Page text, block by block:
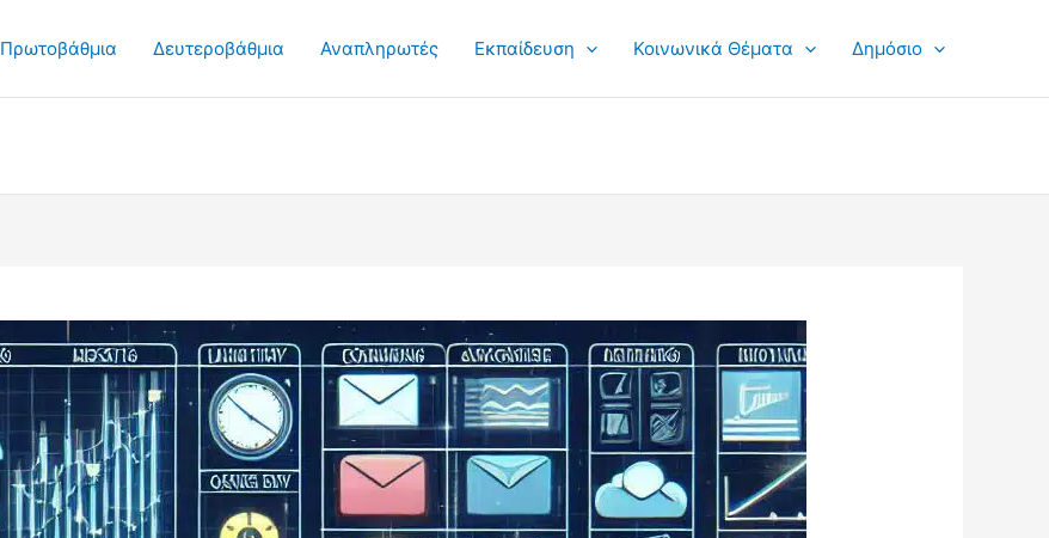
Πρωτοβάθμια Δευτεροβάθμια Αναπληρωτές Εκπαίδευση Κοινωνικά Θέματα Δημόσιο